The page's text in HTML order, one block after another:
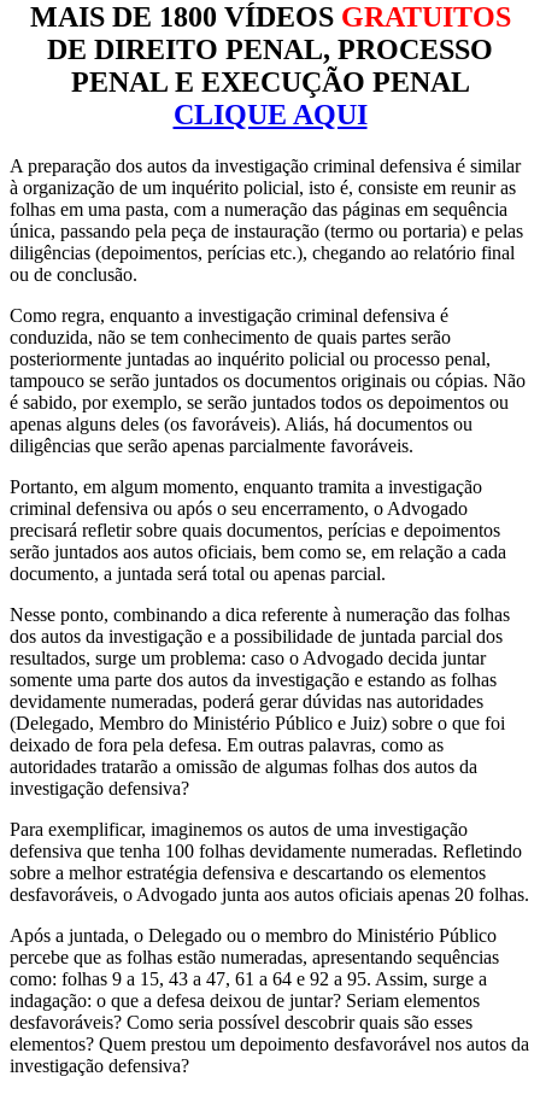
MAIS DE 1800 VÍDEOS GRATUITOS
DE DIREITO PENAL, PROCESSO
PENAL E EXECUÇÃO PENAL
CLIQUE AQUI
A preparação dos autos da investigação criminal defensiva é similar
à organização de um inquérito policial, isto é, consiste em reunir as
folhas em uma pasta, com a numeração das páginas em sequência
única, passando pela peça de instauração (termo ou portaria) e pelas
diligências (depoimentos, perícias etc.), chegando ao relatório final
ou de conclusão.
Como regra, enquanto a investigação criminal defensiva é
conduzida, não se tem conhecimento de quais partes serão
posteriormente juntadas ao inquérito policial ou processo penal,
tampouco se serão juntados os documentos originais ou cópias. Não
é sabido, por exemplo, se serão juntados todos os depoimentos ou
apenas alguns deles (os favoráveis). Aliás, há documentos ou
diligências que serão apenas parcialmente favoráveis.
Portanto, em algum momento, enquanto tramita a investigação
criminal defensiva ou após o seu encerramento, o Advogado
precisará refletir sobre quais documentos, perícias e depoimentos
serão juntados aos autos oficiais, bem como se, em relação a cada
documento, a juntada será total ou apenas parcial.
Nesse ponto, combinando a dica referente à numeração das folhas
dos autos da investigação e a possibilidade de juntada parcial dos
resultados, surge um problema: caso o Advogado decida juntar
somente uma parte dos autos da investigação e estando as folhas
devidamente numeradas, poderá gerar dúvidas nas autoridades
(Delegado, Membro do Ministério Público e Juiz) sobre o que foi
deixado de fora pela defesa. Em outras palavras, como as
autoridades tratarão a omissão de algumas folhas dos autos da
investigação defensiva?
Para exemplificar, imaginemos os autos de uma investigação
defensiva que tenha 100 folhas devidamente numeradas. Refletindo
sobre a melhor estratégia defensiva e descartando os elementos
desfavoráveis, o Advogado junta aos autos oficiais apenas 20 folhas.
Após a juntada, o Delegado ou o membro do Ministério Público
percebe que as folhas estão numeradas, apresentando sequências
como: folhas 9 a 15, 43 a 47, 61 a 64 e 92 a 95. Assim, surge a
indagação: o que a defesa deixou de juntar? Seriam elementos
desfavoráveis? Como seria possível descobrir quais são esses
elementos? Quem prestou um depoimento desfavorável nos autos da
investigação defensiva?